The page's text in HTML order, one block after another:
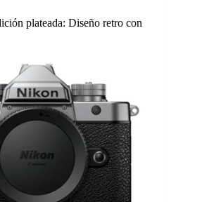
plateada: Diseño retro con